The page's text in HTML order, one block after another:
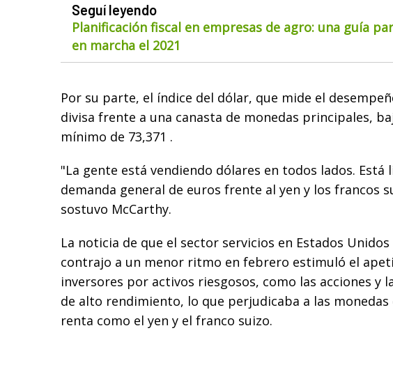
Seguí leyendo
Planificación fiscal en empresas de agro: una guía
en marcha el 2021
Por su parte, el índice del dólar, que mide el
divisa frente a una canasta de monedas principales,
mínimo de 73,371 .
"La gente está vendiendo dólares en todos lados. Está
demanda general de euros frente al yen y los francos
sostuvo McCarthy.
La noticia de que el sector servicios en Estados Unidos
contrajo a un menor ritmo en febrero estimuló el
inversores por activos riesgosos, como las acciones y
de alto rendimiento, lo que perjudicaba a las monedas
renta como el yen y el franco suizo.